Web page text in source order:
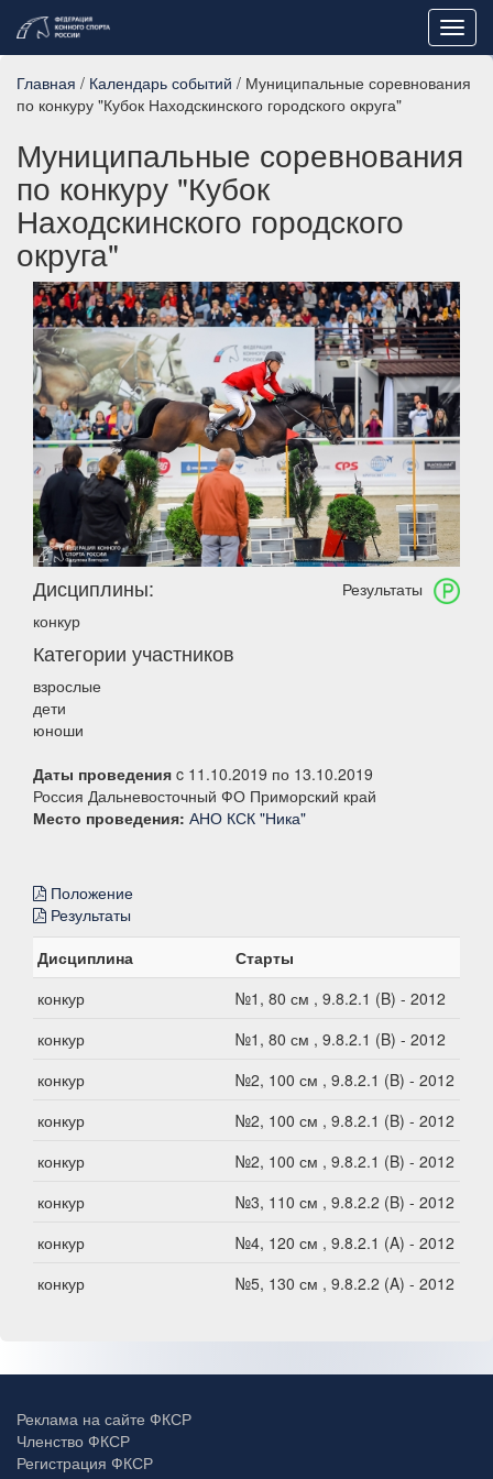
Главная / Календарь событий / Муниципальные соревнования
по конкуру "Кубок Находскинского городского округа"
Муниципальные соревнования
по конкуру "Кубок
Находскинского городского
округа"
Результаты
Дисциплины:
конкур
Категории участников
взрослые
дети
юноши
Даты проведения c 11.10.2019 по 13.10.2019
Россия Дальневосточный ФО Приморский край
Место проведения: АНО КСК "Ника"
Положение
Результаты
Дисциплина
Старты
конкур
№1, 80 см , 9.8.2.1 (B) - 2012
конкур
№1, 80 см , 9.8.2.1 (B) - 2012
конкур
№2, 100 см , 9.8.2.1 (B) - 2012
конкур
№2, 100 см , 9.8.2.1 (B) - 2012
конкур
№2, 100 см , 9.8.2.1 (B) - 2012
конкур
№3, 110 см , 9.8.2.2 (B) - 2012
конкур
№4, 120 см , 9.8.2.1 (A) - 2012
конкур
№5, 130 см , 9.8.2.2 (A) - 2012
Реклама на сайте ФКСР
Членство ФКСР
Регистрация ФКСР